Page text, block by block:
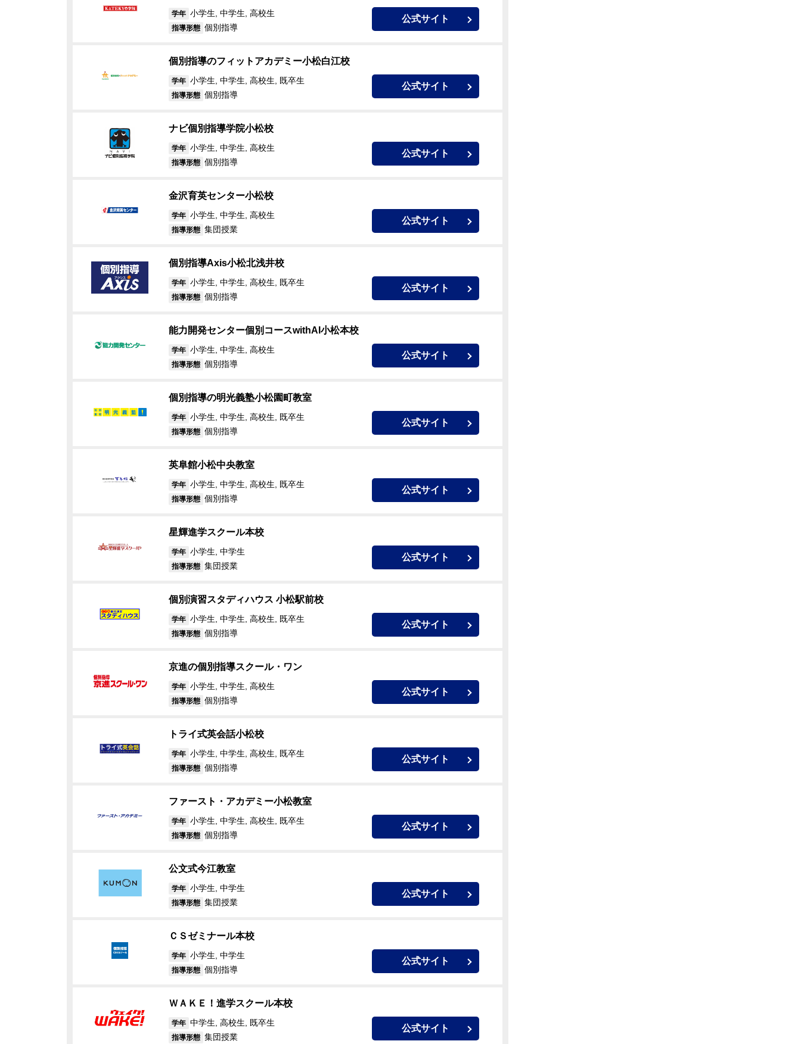
学年 小学生, 中学生, 高校生
指導形態 個別指導
公式サイト
個別指導のフィットアカデミー小松白江校
学年 小学生, 中学生, 高校生, 既卒生
指導形態 個別指導
公式サイト
ナビ個別指導学院小松校
学年 小学生, 中学生, 高校生
指導形態 個別指導
公式サイト
金沢育英センター小松校
学年 小学生, 中学生, 高校生
指導形態 集団授業
公式サイト
個別指導Axis小松北浅井校
学年 小学生, 中学生, 高校生, 既卒生
指導形態 個別指導
公式サイト
能力開発センター個別コースwithAI小松本校
学年 小学生, 中学生, 高校生
指導形態 個別指導
公式サイト
個別指導の明光義塾小松園町教室
学年 小学生, 中学生, 高校生, 既卒生
指導形態 個別指導
公式サイト
英阜館小松中央教室
学年 小学生, 中学生, 高校生, 既卒生
指導形態 個別指導
公式サイト
星輝進学スクール本校
学年 小学生, 中学生
指導形態 集団授業
公式サイト
個別演習スタディハウス 小松駅前校
学年 小学生, 中学生, 高校生, 既卒生
指導形態 個別指導
公式サイト
京進の個別指導スクール・ワン
学年 小学生, 中学生, 高校生
指導形態 個別指導
公式サイト
トライ式英会話小松校
学年 小学生, 中学生, 高校生, 既卒生
指導形態 個別指導
公式サイト
ファースト・アカデミー小松教室
学年 小学生, 中学生, 高校生, 既卒生
指導形態 個別指導
公式サイト
公文式今江教室
学年 小学生, 中学生
指導形態 集団授業
公式サイト
ＣＳゼミナール本校
学年 小学生, 中学生
指導形態 個別指導
公式サイト
ＷＡＫＥ！進学スクール本校
学年 中学生, 高校生, 既卒生
指導形態 集団授業
公式サイト